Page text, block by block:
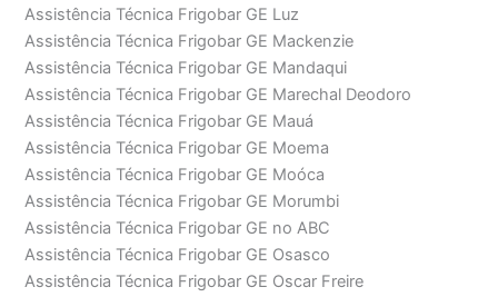
Assistência Técnica Frigobar GE Luz
Assistência Técnica Frigobar GE Mackenzie
Assistência Técnica Frigobar GE Mandaqui
Assistência Técnica Frigobar GE Marechal Deodoro
Assistência Técnica Frigobar GE Mauá
Assistência Técnica Frigobar GE Moema
Assistência Técnica Frigobar GE Moóca
Assistência Técnica Frigobar GE Morumbi
Assistência Técnica Frigobar GE no ABC
Assistência Técnica Frigobar GE Osasco
Assistência Técnica Frigobar GE Oscar Freire